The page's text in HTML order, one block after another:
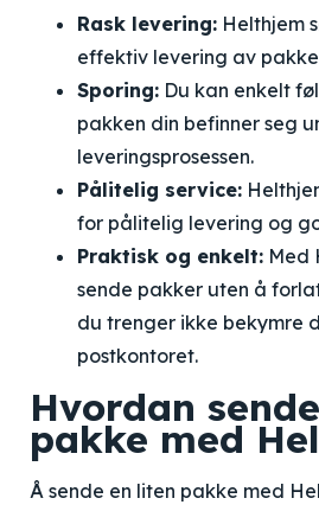
Rask levering: Helthjem
effektiv levering av
Sporing: Du kan enkelt
pakken din befinner seg
leveringsprosessen.
Pålitelig service:
for pålitelig levering og
Praktisk og enkelt: Med
sende pakker uten å
du trenger ikke bekymre
postkontoret.
Hvordan
pakke med
Å sende en liten pakke med